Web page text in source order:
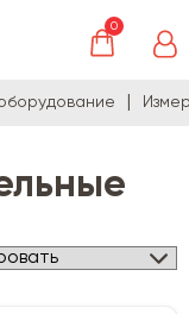
0